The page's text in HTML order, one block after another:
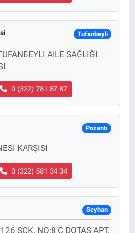
Tufanbeyli
AİLE SAĞLIĞI
0 (322) 781 87 87
Pozantı
KARŞISI
0 (322) 581 34 34
Seyhan
SOK. NO:8 C DOTAŞ APT.